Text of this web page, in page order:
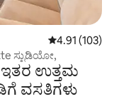
5 ರಲ್ಲಿ 4.91
4.91 (103)
ಫ್ರೀಸ್‌ಲ್ಯಾಂಡ್, ವೋಲ್ವೆಗಾದಲ್ಲಿ sfeervolle Nette ಸ್ಟುಡಿಯೋ,
ಉತ್ತಮ
ವಸತಿಗಳು